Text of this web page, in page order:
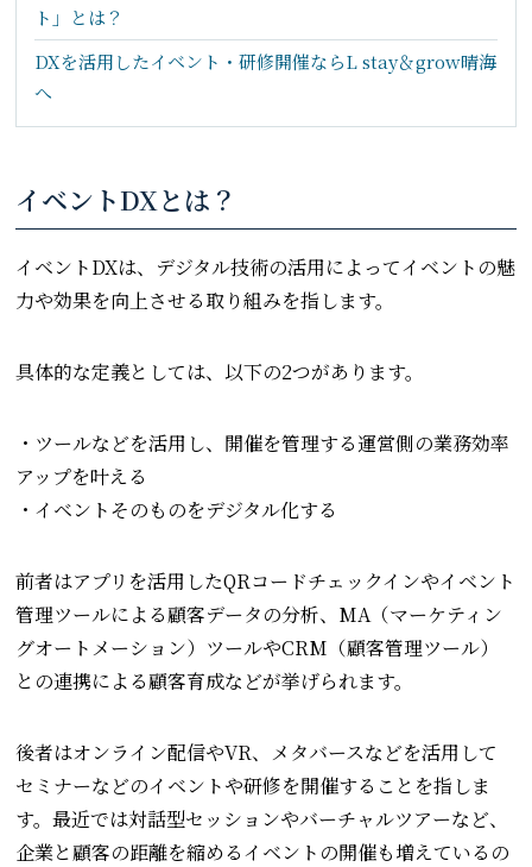
ト」とは？
DXを活用したイベント・研修開催ならL stay＆grow晴海
へ
イベントDXとは？
イベントDXは、デジタル技術の活用によってイベントの魅
力や効果を向上させる取り組みを指します。
具体的な定義としては、以下の2つがあります。
・ツールなどを活用し、開催を管理する運営側の業務効率
アップを叶える
・イベントそのものをデジタル化する
前者はアプリを活用したQRコードチェックインやイベント
管理ツールによる顧客データの分析、MA（マーケティン
グオートメーション）ツールやCRM（顧客管理ツール）
との連携による顧客育成などが挙げられます。
後者はオンライン配信やVR、メタバースなどを活用して
セミナーなどのイベントや研修を開催することを指しま
す。最近では対話型セッションやバーチャルツアーなど、
企業と顧客の距離を縮めるイベントの開催も増えているの